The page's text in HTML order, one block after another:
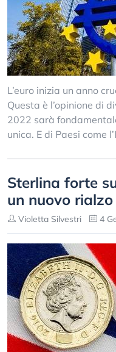
L’euro inizia un anno
Questa è l’opinione di
2022 sarà
unica. E di Paesi come
Sterlina forte
un nuovo
Violetta Silvestri 4